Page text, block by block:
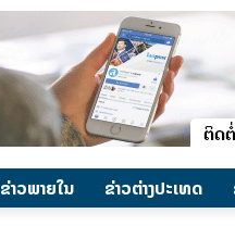
ຂ່າວພາຍ​ໃນ ຂ່າວຕ່າງປະເທດ